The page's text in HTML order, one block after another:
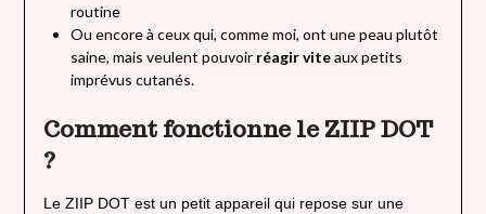
routine
Ou encore à ceux qui, comme moi, ont une peau plutôt
saine, mais veulent pouvoir réagir viteaux petits
imprévus cutanés.
Comment fonctionne le ZIIP DOT
?
Le ZIIP DOT est un petit appareil qui repose sur une